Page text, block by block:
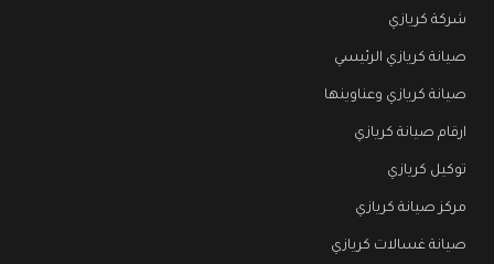
شركة كريازي
صيانة كريازي الرئيسي
صيانة كريازي وعناوينها
ارقام صيانة كريازي
توكيل كريازي
مركز صيانة كريازي
صيانة غسالات كريازي